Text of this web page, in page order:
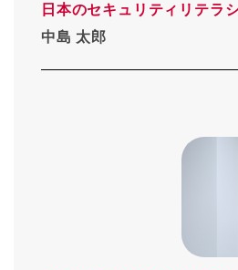
日本のセキュリティリテラ
中島 太郎